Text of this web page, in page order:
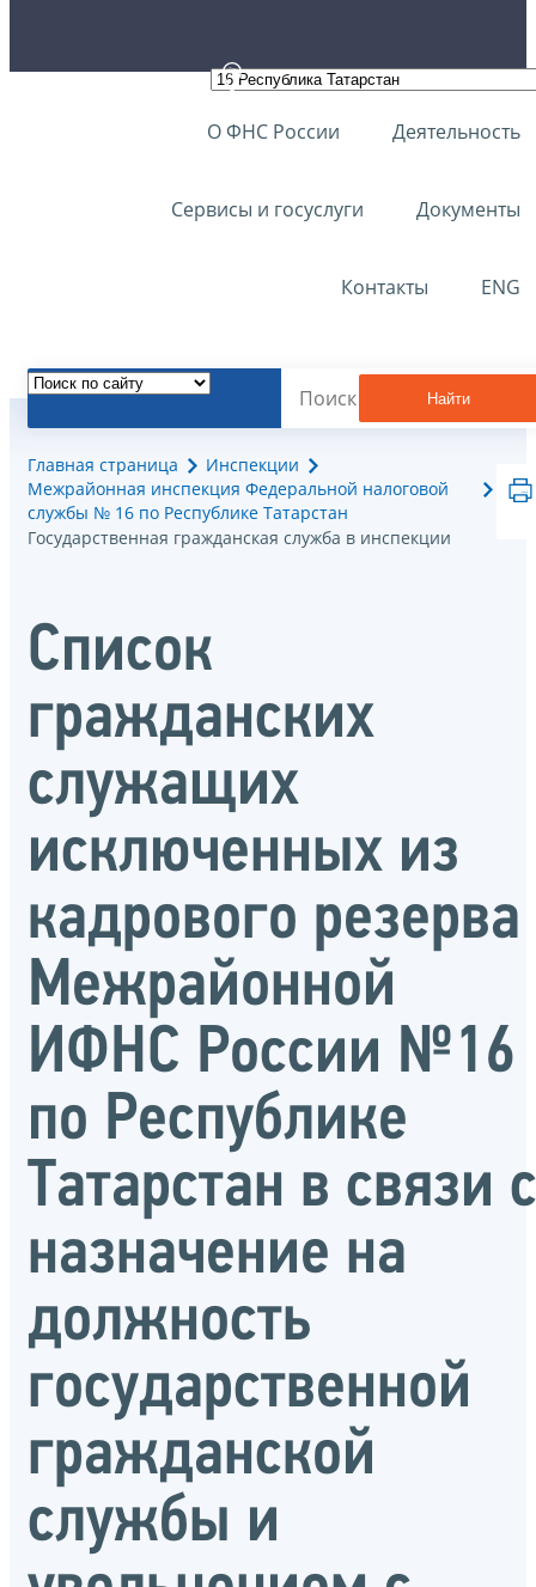
О ФНС России Деятельность
Сервисы и госуслуги Документы
Контакты ENG
Найти
Главная страница
Инспекции
Межрайонная инспекция Федеральной налоговой
службы № 16 по Республике Татарстан
Государственная гражданская служба в инспекции
Список
гражданских
служащих
исключенных из
кадрового резерва
Межрайонной
ИФНС России №16
по Республике
Татарстан в связи с
назначение на
должность
государственной
гражданской
службы и